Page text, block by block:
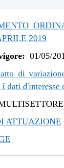
02/2021
07/2020
12/2019
07/2019
2019
01/05/
di
dati d'interesse
ATTUAZIONE